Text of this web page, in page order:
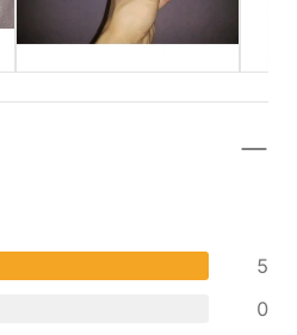
5
0